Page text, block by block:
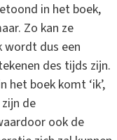
in het boek,
Zo kan ze
wordt dus een
des tijds zijn.
boek komt ‘ik’,
de
ook de